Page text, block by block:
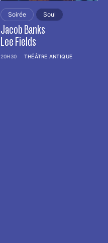
Soirée Soul
Jacob Banks
Lee Fields
20H30 THÉÂTRE ANTIQUE